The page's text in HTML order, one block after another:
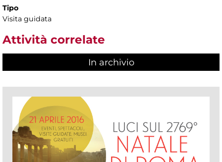
Tipo
Visita guidata
Attività correlate
In archivio